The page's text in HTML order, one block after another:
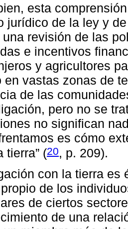
esta
jurídico de la ley y
revisión de las
e incentivos
y agricultores
en vastas zonas de
de las
pero no se
no significan
es cómo
tierra” (20, p. 209).
con la tierra es
de los
de ciertos
de una